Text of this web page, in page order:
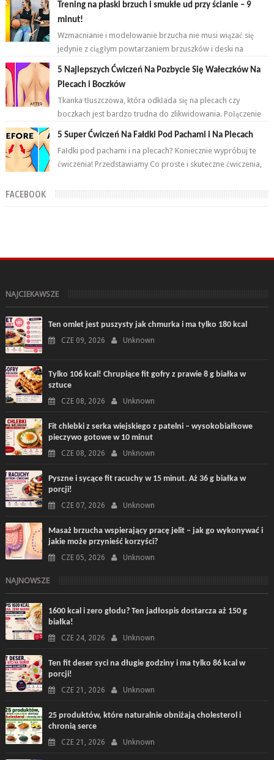
Trening na płaski brzuch i smukłe ud przy ścianie – 9
minut!
Wzmacnianie i modelowanie brzucha nie musi wiązać się
jedynie z ciągłym powtarzaniem brzuszków i deski na
przemian. Brzuch to nie jeden...
5 Najlepszych Ćwiczeń Na Pozbycie Się Wałeczków Na
Plecach i Boczków
Tkanka tłuszczowa, która odkłada się na plecach czy
boczkach jest bardzo trudna do zlikwidowania. Połączenie
odpowiednich ćwiczeń oraz ...
5 Super Ćwiczeń Na Fałdki Pod Pachami i Na Plecach
Fałdki pod pachami i na plecach? Koniecznie wypróbuj te
ćwiczenia! Przedstawiamy Co proste i skuteczne ćwiczenia,
FACEBOOK
NAJCIEKAWSZE
Ten omlet jest puszysty jak chmurka i ma tylko 180 kcal
CZE 09, 2026 Unknown
Tylko 106 kcal! Chrupiące fit gofry z prawie 8 g białka w
sztuce
CZE 08, 2026 Unknown
Fit chlebki z serka wiejskiego z patelni – wysokobiałkowe
pieczywo gotowe w 10 minut
CZE 08, 2026 Unknown
Pyszne i sycące fit racuchy w 15 minut. Aż 36 g białka w
porcji!
CZE 07, 2026 Unknown
Masaż brzucha wspierający pracę jelit – jak go wykonywać i
jakie może przynieść korzyści?
CZE 05, 2026 Unknown
NAJNOWSZE
1600 kcal i zero głodu? Ten jadłospis dostarcza aż 150 g
białka!
CZE 24, 2026 Unknown
Ten fit deser syci na długie godziny i ma tylko 86 kcal w
porcji!
CZE 21, 2026 Unknown
25 produktów, które naturalnie obniżają cholesterol i
chronią serce
CZE 21, 2026 Unknown